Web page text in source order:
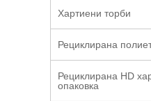
Хартиени торби
Рециклирана
Рециклирана HD
опаковка